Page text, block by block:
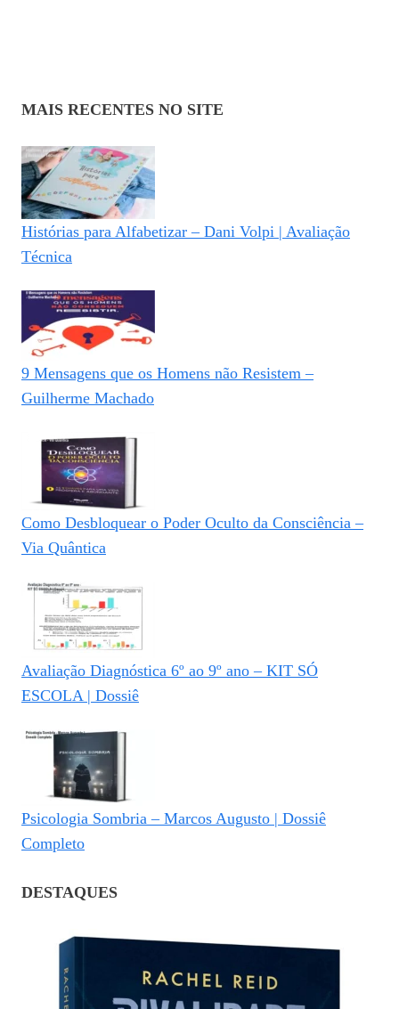
MAIS RECENTES NO SITE
Histórias para Alfabetizar – Dani Volpi | Avaliação
Técnica
9 Mensagens que os Homens não Resistem –
Guilherme Machado
Como Desbloquear o Poder Oculto da Consciência –
Via Quântica
Avaliação Diagnóstica 6º ao 9º ano – KIT SÓ
ESCOLA | Dossiê
Psicologia Sombria – Marcos Augusto | Dossiê
Completo
DESTAQUES